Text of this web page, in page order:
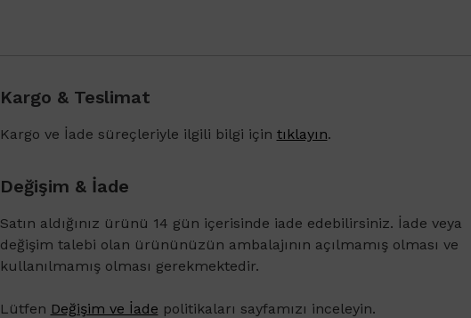
1000 TL ve üzeri alışverişlerinizde Bioderma Photoderm
Kargo & Teslimat
Kargo ve İade süreçleriyle ilgili bilgi için tıklayın.
Değişim & İade
Satın aldığınız ürünü 14 gün içerisinde iade edebilirsiniz. İade veya
değişim talebi olan ürününüzün ambalajının açılmamış olması ve
kullanılmamış olması gerekmektedir.
Lütfen Değişim ve İade politikaları sayfamızı inceleyin.